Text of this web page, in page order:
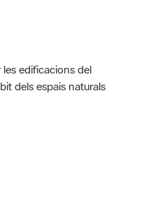
edificacions del
dels espais naturals
media es de 0 estrellas de